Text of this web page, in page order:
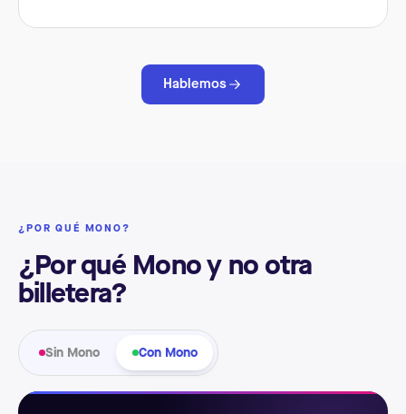
Hablemos
¿POR QUÉ MONO?
¿Por qué Mono y no otra
billetera?
Sin Mono Con Mono